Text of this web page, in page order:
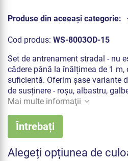
Produse din aceeași categorie:
Cod produs: WS-8003OD-15
Set de antrenament stradal - nu
cădere până la înălțimea de 1
suficientă. Oferim șase variante
de susținere - roșu, albastru,
Mai multe informaţii
Întrebați
Alegeți opțiunea de